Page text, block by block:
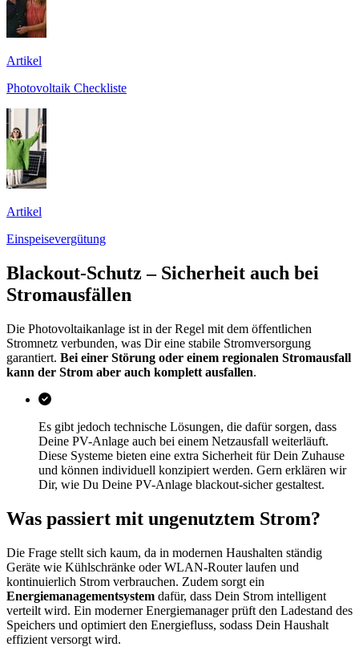
Artikel
Photovoltaik Checkliste
Artikel
Einspeisevergütung
Blackout-Schutz – Sicherheit auch bei
Stromausfällen
Die Photovoltaikanlage ist in der Regel mit dem öffentlichen
Stromnetz verbunden, was Dir eine stabile Stromversorgung
garantiert. Bei einer Störung oder einem regionalen Stromausfall
kann der Strom aber auch komplett ausfallen.
Es gibt jedoch technische Lösungen, die dafür sorgen, dass
Deine PV-Anlage auch bei einem Netzausfall weiterläuft.
Diese Systeme bieten eine extra Sicherheit für Dein Zuhause
und können individuell konzipiert werden. Gern erklären wir
Dir, wie Du Deine PV-Anlage blackout-sicher gestaltest.
Was passiert mit ungenutztem Strom?
Die Frage stellt sich kaum, da in modernen Haushalten ständig
Geräte wie Kühlschränke oder WLAN-Router laufen und
kontinuierlich Strom verbrauchen. Zudem sorgt ein
Energiemanagementsystem dafür, dass Dein Strom intelligent
verteilt wird. Ein moderner Energiemanager prüft den Ladestand des
Speichers und optimiert den Energiefluss, sodass Dein Haushalt
effizient versorgt wird.